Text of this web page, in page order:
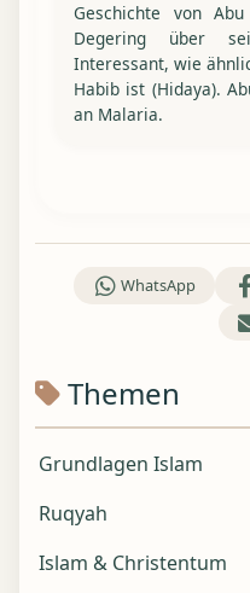
Geschichte von
Degering über
Interessant, wie
Habib ist (Hidaya).
an Malaria.
WhatsApp
Themen
Grundlagen Islam
Ruqyah
Islam & Christentum